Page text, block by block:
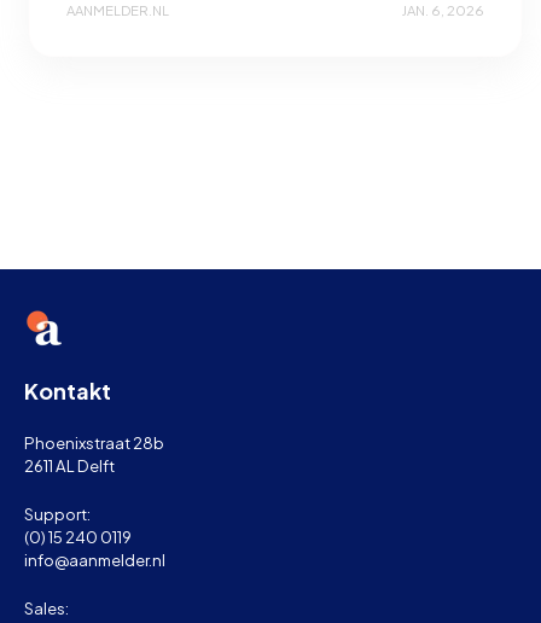
AANMELDER.NL JAN. 6, 2026
Kontakt
Phoenixstraat 28b
2611 AL Delft
Support:
(0) 15 240 0119
info@aanmelder.nl
Sales: